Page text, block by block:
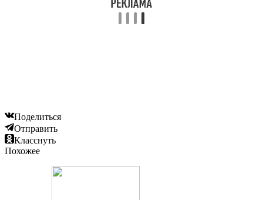
Поделиться
Отправить
Класснуть
Похожее